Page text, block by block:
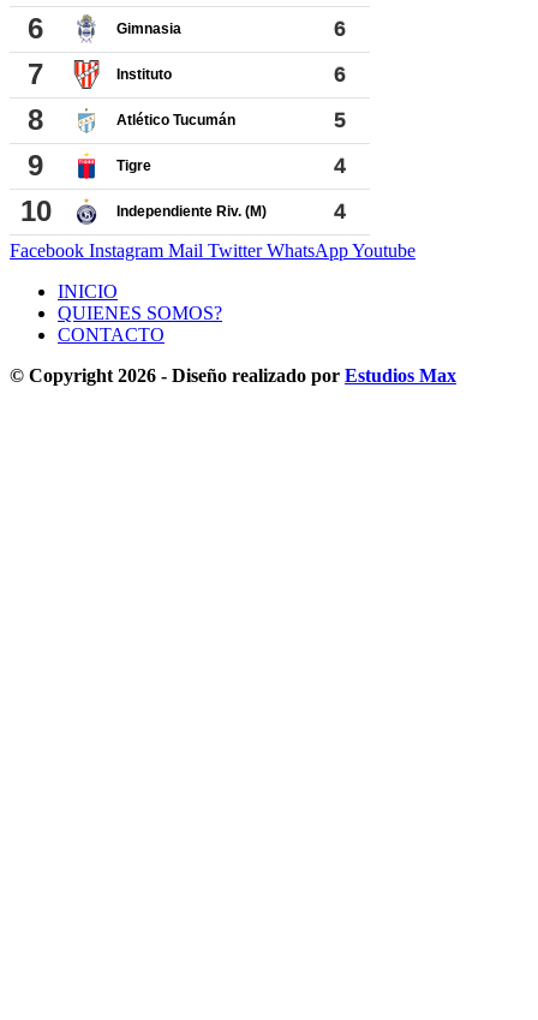
Facebook Instagram Mail Twitter WhatsAppYoutube
INICIO
QUIENES SOMOS?
CONTACTO
© Copyright 2026 - Diseño realizado por Estudios Max